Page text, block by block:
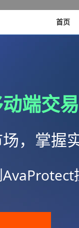
首页
端交
，掌握